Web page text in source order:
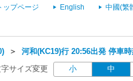
ップページ English 中國(繁
＞ 河和(KC19)行 20:56出発 停車
サイズ変更 小 中